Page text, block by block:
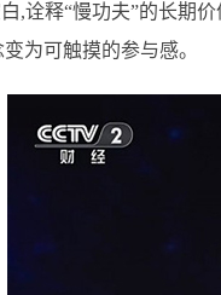
,诠释“慢功夫”的长期
为可触摸的参与感。